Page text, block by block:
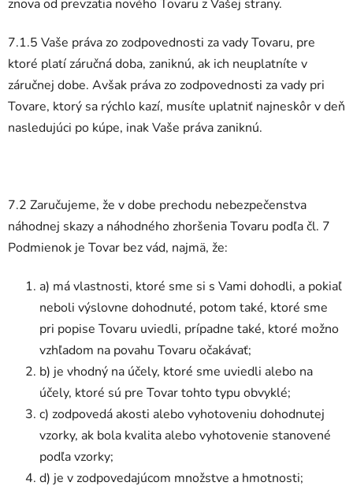
znova od prevzatia nového Tovaru z Vašej strany.
7.1.5 Vaše práva zo zodpovednosti za vady Tovaru, pre
ktoré platí záručná doba, zaniknú, ak ich neuplatníte v
záručnej dobe. Avšak práva zo zodpovednosti za vady pri
Tovare, ktorý sa rýchlo kazí, musíte uplatniť najneskôr v deň
nasledujúci po kúpe, inak Vaše práva zaniknú.
7.2 Zaručujeme, že v dobe prechodu nebezpečenstva
náhodnej skazy a náhodného zhoršenia Tovaru podľa čl. 7
Podmienok je Tovar bez vád, najmä, že:
a) má vlastnosti, ktoré sme si s Vami dohodli, a pokiaľ
neboli výslovne dohodnuté, potom také, ktoré sme
pri popise Tovaru uviedli, prípadne také, ktoré možno
vzhľadom na povahu Tovaru očakávať;
b) je vhodný na účely, ktoré sme uviedli alebo na
účely, ktoré sú pre Tovar tohto typu obvyklé;
c) zodpovedá akosti alebo vyhotoveniu dohodnutej
vzorky, ak bola kvalita alebo vyhotovenie stanovené
podľa vzorky;
d) je v zodpovedajúcom množstve a hmotnosti;